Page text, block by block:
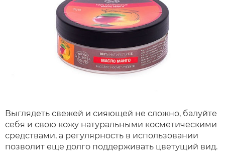
Выглядеть свежей и сияющей не сложно, балуйте
себя и свою кожу натуральными косметическими
средствами, а регулярность в использовании
позволит еще долго поддерживать цветущий вид.